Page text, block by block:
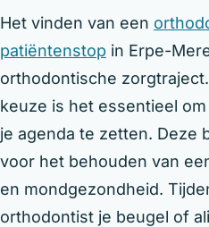
Het vinden van een
patiëntenstop in Erpe-
orthodontische
keuze is het essentieel
je agenda te zetten. Deze
voor het behouden van
en mondgezondheid.
orthodontist je beugel of